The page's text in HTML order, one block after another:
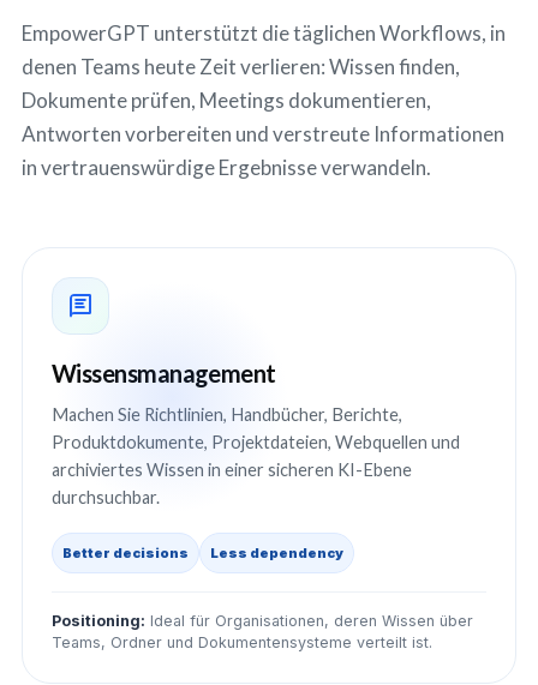
EmpowerGPT unterstützt die täglichen Workflows, in
denen Teams heute Zeit verlieren: Wissen finden,
Dokumente prüfen, Meetings dokumentieren,
Antworten vorbereiten und verstreute Informationen
in vertrauenswürdige Ergebnisse verwandeln.
Wissensmanagement
Machen Sie Richtlinien, Handbücher, Berichte,
Produktdokumente, Projektdateien, Webquellen und
archiviertes Wissen in einer sicheren KI-Ebene
durchsuchbar.
Better decisions Less dependency
Positioning: Ideal für Organisationen, deren Wissen über
Teams, Ordner und Dokumentensysteme verteilt ist.